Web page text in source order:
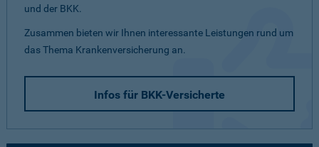
und der BKK.
Zusammen bieten wir Ihnen interessante Leistungen rund um
das Thema Krankenversicherung an.
Infos für BKK-Versicherte